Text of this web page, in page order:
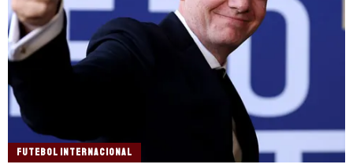
FUTEBOL INTERNACIONAL